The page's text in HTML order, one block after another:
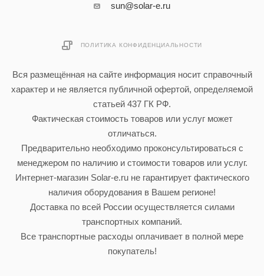
sun@solar-e.ru
ПОЛИТИКА КОНФИДЕНЦИАЛЬНОСТИ
Вся размещённая на сайте информация носит справочный
характер и не является публичной офертой, определяемой
статьей 437 ГК РФ.
Фактическая стоимость товаров или услуг может
отличаться.
Предварительно необходимо проконсультироваться с
менеджером по наличию и стоимости товаров или услуг.
Интернет-магазин Solar-e.ru не гарантирует фактического
наличия оборудования в Вашем регионе!
Доставка по всей России осуществляется силами
транспортных компаний.
Все транспортные расходы оплачивает в полной мере
покупатель!